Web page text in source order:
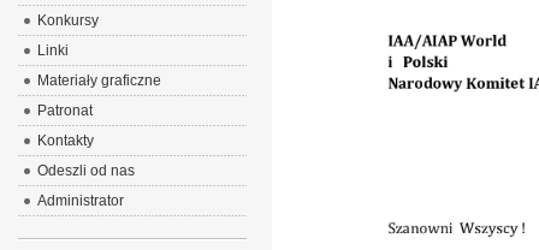
Konkursy
Linki
Materiały graficzne
Patronat
Kontakty
Odeszli od nas
Administrator